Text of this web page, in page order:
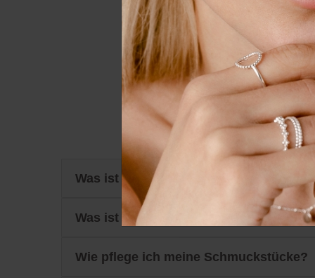
Du hast weitere
Was ist Sterling Silber und wofür steht
Was ist eine Vergoldung?
Wie pflege ich meine Schmuckstücke?
Alle